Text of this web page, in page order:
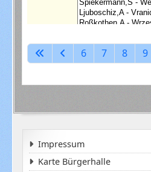
6 7 8 9
Impressum
Karte Bürgerhalle